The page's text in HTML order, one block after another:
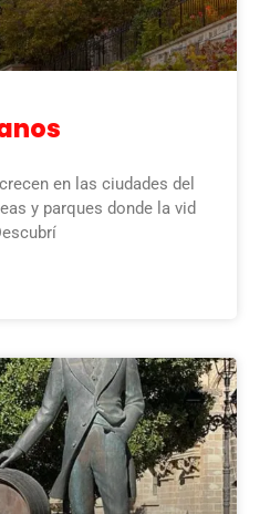
en las ciudades del
y parques donde la vid